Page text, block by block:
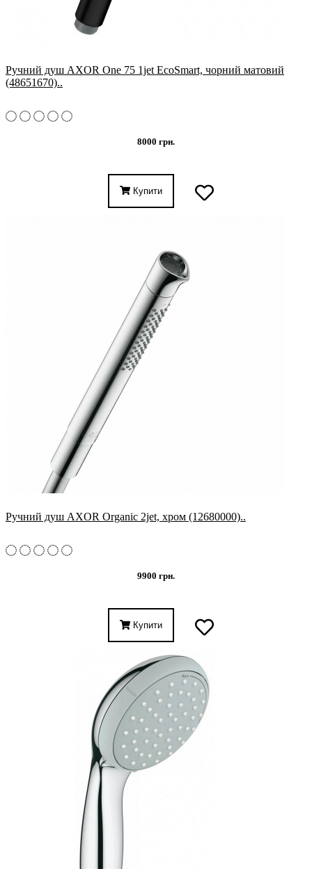
Ручний душ AXOR One 75 1jet EcoSmart, чорний матовий
(48651670)..
8000 грн.
Купити
Ручний душ AXOR Organic 2jet, хром (12680000)..
9900 грн.
Купити